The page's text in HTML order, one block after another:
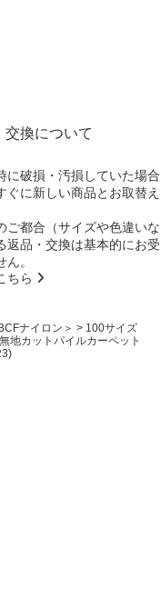
交換について
に破損・汚損していた場合
ぐに新しい商品とお取替え
ご都合（サイズや色違いな
返品・交換は基本的にお受
。
ちら
ナイロン＞ > 100サイズ
地カットパイルカーペット